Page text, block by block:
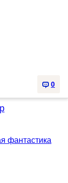
0
фантастика